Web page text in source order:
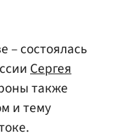
– состоялась
Сергея
также
и тему